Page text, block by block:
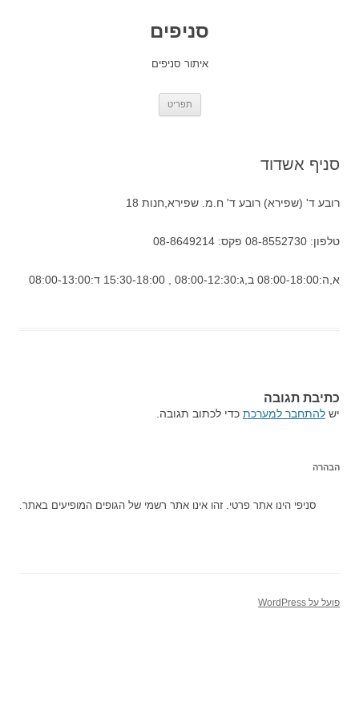
סניפים
איתור סניפים
תפריט
סניף אשדוד
רובע ד' (שפירא) רובע ד' ח.מ. שפירא,חנות 18
טלפון: 08-8552730 פקס: 08-8649214
א,ה:08:00-18:00 ב,ג:08:00-12:30 , 15:30-18:00 ד:08:00-13:00
כתיבת תגובה
יש להתחבר למערכת כדי לכתוב תגובה.
הבהרה
סניפי הינו אתר פרטי. זהו אינו אתר רשמי של הגופים המופיעים באתר.
פועל על WordPress